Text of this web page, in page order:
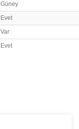
Güney
Evet
Var
Evet